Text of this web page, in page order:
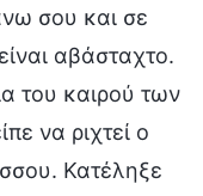
σου και σε
αβάσταχτο.
του καιρού των
να ριχτεί ο
Κατέληξε